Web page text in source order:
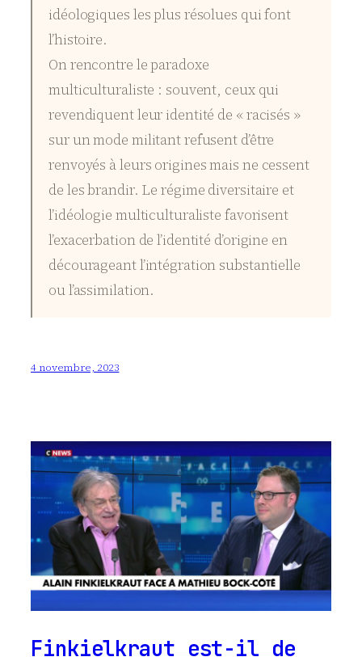
idéologiques les plus résolues qui font
l’histoire.
On rencontre le paradoxe
multiculturaliste : souvent, ceux qui
revendiquent leur identité de « racisés »
sur un mode militant refusent d’être
renvoyés à leurs origines mais ne cessent
de les brandir. Le régime diversitaire et
l’idéologie multiculturaliste favorisent
l’exacerbation de l’identité d’origine en
décourageant l’intégration substantielle
ou l’assimilation.
4 novembre, 2023
Finkielkraut est-il de